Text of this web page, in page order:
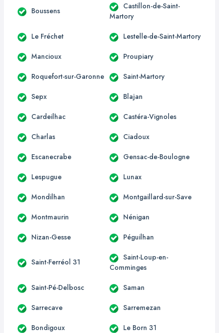
Boussens
Castillon-de-Saint-
Martory
Le Fréchet Lestelle-de-Saint-Martory
Mancioux Proupiary
Roquefort-sur-Garonne Saint-Martory
Sepx Blajan
Cardeilhac Castéra-Vignoles
Charlas Ciadoux
Escanecrabe Gensac-de-Boulogne
Lespugue Lunax
Mondilhan Montgaillard-sur-Save
Montmaurin Nénigan
Nizan-Gesse Péguilhan
Saint-Ferréol 31
Saint-Loup-en-
Comminges
Saint-Pé-Delbosc Saman
Sarrecave Sarremezan
Bondigoux Le Born 31